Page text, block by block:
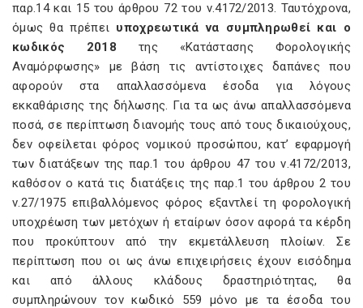
παρ.14 και 15 του άρθρου 72 του ν.4172/2013. Ταυτόχρονα,
όμως θα πρέπει υποχρεωτικά να συμπληρωθεί και ο
κωδικός 2018 της «Κατάστασης Φορολογικής
Αναμόρφωσης» με βάση τις αντίστοιχες δαπάνες που
αφορούν στα απαλλασσόμενα έσοδα για λόγους
εκκαθάρισης της δήλωσης. Για τα ως άνω απαλλασσόμενα
ποσά, σε περίπτωση διανομής τους από τους δικαιούχους,
δεν οφείλεται φόρος νομικού προσώπου, κατ’ εφαρμογή
των διατάξεων της παρ.1 του άρθρου 47 του ν.4172/2013,
καθόσον ο κατά τις διατάξεις της παρ.1 του άρθρου 2 του
ν.27/1975 επιβαλλόμενος φόρος εξαντλεί τη φορολογική
υποχρέωση των μετόχων ή εταίρων όσον αφορά τα κέρδη
που προκύπτουν από την εκμετάλλευση πλοίων. Σε
περίπτωση που οι ως άνω επιχειρήσεις έχουν εισόδημα
και από άλλους κλάδους δραστηριότητας, θα
συμπληρώνουν τον κωδικό 559 μόνο με τα έσοδα του